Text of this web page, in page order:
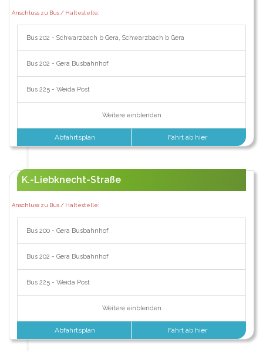
Anschluss zu Bus / Haltestelle:
Bus 202 - Schwarzbach b Gera, Schwarzbach b Gera
Bus 202 - Gera Busbahnhof
Bus 225 - Weida Post
Weitere einblenden
Abfahrtsplan Fahrt ab hier
K.-Liebknecht-Straße
Anschluss zu Bus / Haltestelle:
Bus 200 - Gera Busbahnhof
Bus 202 - Gera Busbahnhof
Bus 225 - Weida Post
Weitere einblenden
Abfahrtsplan Fahrt ab hier